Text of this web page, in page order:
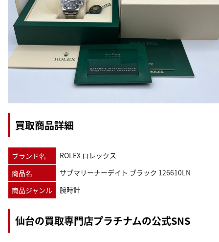
買取商品詳細
ブランド名
ROLEX ロレックス
商品名
サブマリーナーデイト ブラック 126610LN
商品ジャンル
腕時計
仙台の買取専門店プラチナムの公式SNS